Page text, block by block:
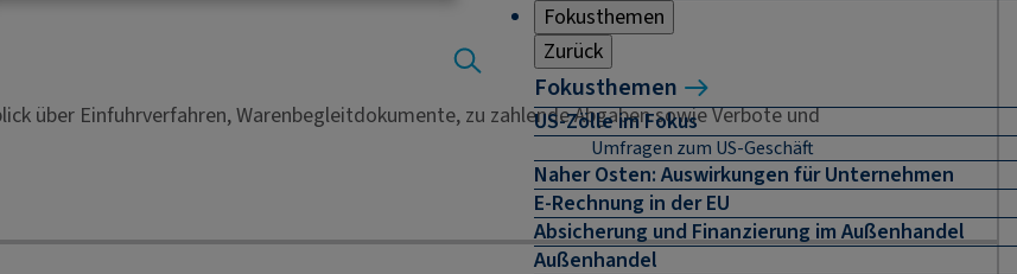
Fokusthemen
Zurück
Fokusthemen
US-Zölle im Fokus
Umfragen zum US-Geschäft
Naher Osten: Auswirkungen für Unternehmen
E-Rechnung in der EU
Absicherung und Finanzierung im Außenhandel
Außenhandel
über Einfuhrverfahren, Warenbegleitdokumente, zu zahlende Abgaben sowie Verbote und